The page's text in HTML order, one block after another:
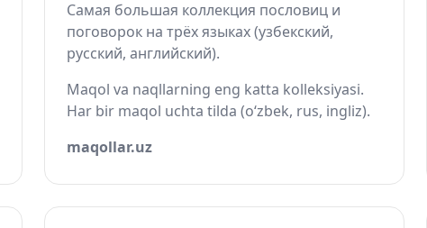
Самая большая коллекция пословиц и
поговорок на трёх языках (узбекский,
русский, английский).
Maqol va naqllarning eng katta kolleksiyasi.
Har bir maqol uchta tilda (o‘zbek, rus, ingliz).
maqollar.uz